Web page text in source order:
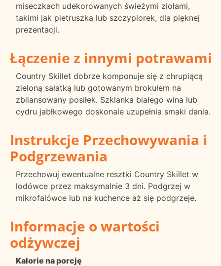
miseczkach udekorowanych świeżymi ziołami,
takimi jak pietruszka lub szczypiorek, dla pięknej
prezentacji.
Łączenie z innymi potrawami
Country Skillet dobrze komponuje się z chrupiącą
zieloną sałatką lub gotowanym brokułem na
zbilansowany posiłek. Szklanka białego wina lub
cydru jabłkowego doskonale uzupełnia smaki dania.
Instrukcje Przechowywania i
Podgrzewania
Przechowuj ewentualne resztki Country Skillet w
lodówce przez maksymalnie 3 dni. Podgrzej w
mikrofalówce lub na kuchence aż się podgrzeje.
Informacje o wartości
odżywczej
Kalorie na porcję